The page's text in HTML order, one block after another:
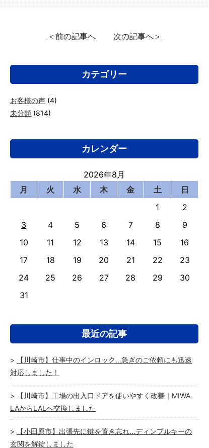
＜前の記事へ 次の記事へ＞
カテゴリー
お客様の声 (4)
未分類 (814)
カレンダー
2026年8月
月
火 水 木 金 土
日
1
2
3
4 5 6 7 8
9
10
11 12 13 14 15
16
17
18 19 20 21 22
23
24
25 26 27 28 29
30
31
最近の記事
【川崎市】仕事中のインロック…急ぎのご依頼にも迅速
対応しました！
【川崎市】工場の出入口ドアを使いやすく改善｜MIWA
LAからLALへ交換しました
【小田原市】出張先に鍵を置き忘れ…ディンプルキーの
玄関を解錠しました